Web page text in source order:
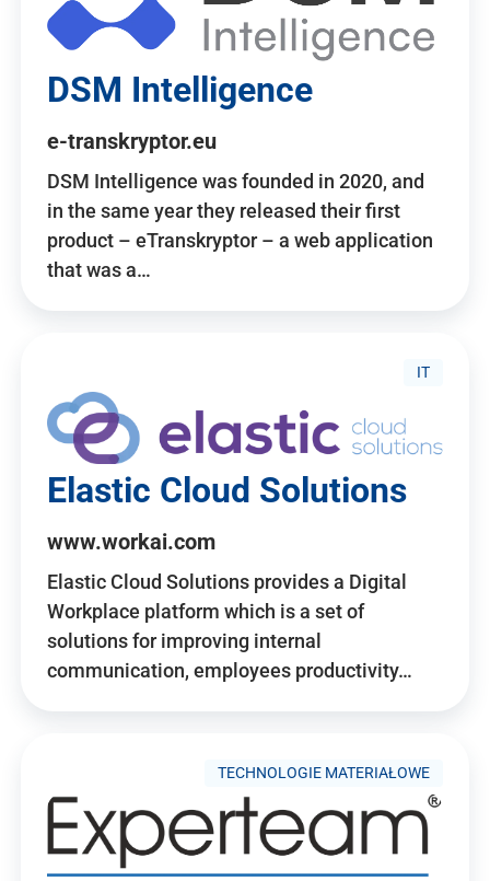
DSM Intelligence
e-transkryptor.eu
DSM Intelligence was founded in 2020, and
in the same year they released their first
product – eTranskryptor – a web application
that was a…
IT
Elastic Cloud Solutions
www.workai.com
Elastic Cloud Solutions provides a Digital
Workplace platform which is a set of
solutions for improving internal
communication, employees productivity…
TECHNOLOGIE MATERIAŁOWE